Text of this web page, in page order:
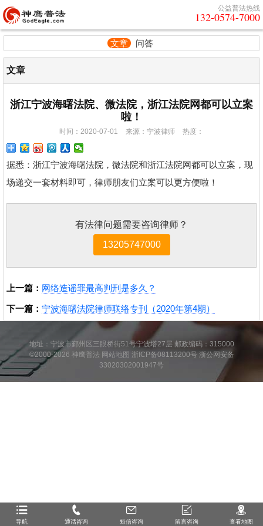
公益普法热线
132-0574-7000
文章 问答
文章
浙江宁波海曙法院、微法院，浙江法院网都可以立案
啦！
时间：2020-07-01 来源：宁波律师 热度：
据悉：浙江宁波海曙法院，微法院和浙江法院网都可以立案，现
场递交一套材料即可，律师朋友们立案可以更方便啦！
有法律问题需要咨询律师？
13205747000
上一篇： 网络造谣罪最高判刑是多久？
下一篇： 宁波海曙法院律师联络专刊（2020年第4期）
地址：宁波市鄞州区三眼桥街51号宁波塔27层 邮政编码：315000
©2000-2026 神鹰普法 网站地图 浙ICP备08113200号 浙公网安备
33020302001947号
导航 通话咨询 短信咨询 留言咨询 查看地图